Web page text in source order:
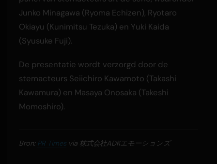
Junko Minagawa (Ryoma Echizen), Ryotaro
Okiayu (Kunimitsu Tezuka) en Yuki Kaida
(Syusuke Fuji).
De presentatie wordt verzorgd door de
stemacteurs Seiichiro Kawamoto (Takashi
Kawamura) en Masaya Onosaka (Takeshi
Momoshiro).
Bron: PR Timesvia 株式会社ADKエモーションズ